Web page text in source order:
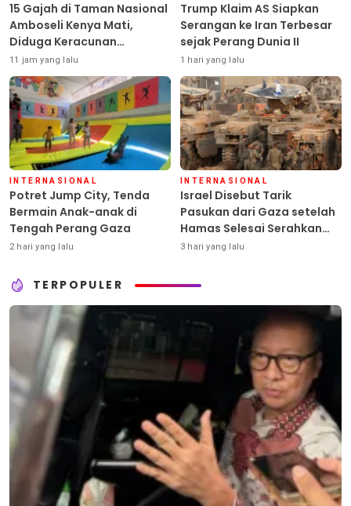
15 Gajah di Taman Nasional
Amboseli Kenya Mati,
Diduga Keracunan
Pestisida
11 jam yang lalu
Trump Klaim AS Siapkan
Serangan ke Iran Terbesar
sejak Perang Dunia II
1 hari yang lalu
INTERNASIONAL
Potret Jump City, Tenda
Bermain Anak-anak di
Tengah Perang Gaza
2 hari yang lalu
INTERNASIONAL
Israel Disebut Tarik
Pasukan dari Gaza setelah
Hamas Selesai Serahkan
Senjata
3 hari yang lalu
TERPOPULER